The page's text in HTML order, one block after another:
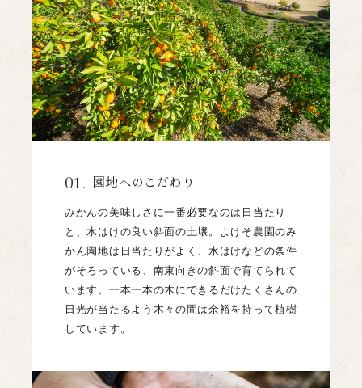
01. 園地へのこだわり
みかんの美味しさに一番必要なのは日当たり
と、水はけの良い斜面の土壌。よけそ農園のみ
かん園地は日当たりがよく、水はけなどの条件
がそろっている、南東向きの斜面で育てられて
います。一本一本の木にできるだけたくさんの
日光が当たるよう木々の間は余裕を持って植樹
しています。